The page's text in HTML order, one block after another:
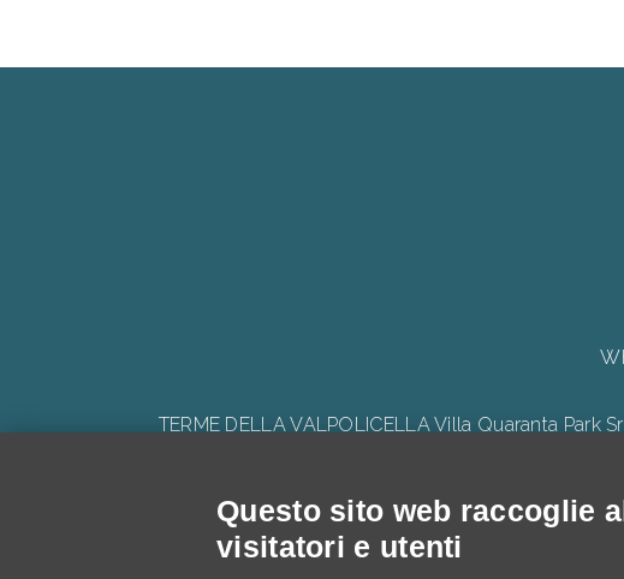
TERME DELLA VALPOLICELLA Villa Quaranta
Progetto: "Villa
Questo sito web raccoglie
visitatori e utenti